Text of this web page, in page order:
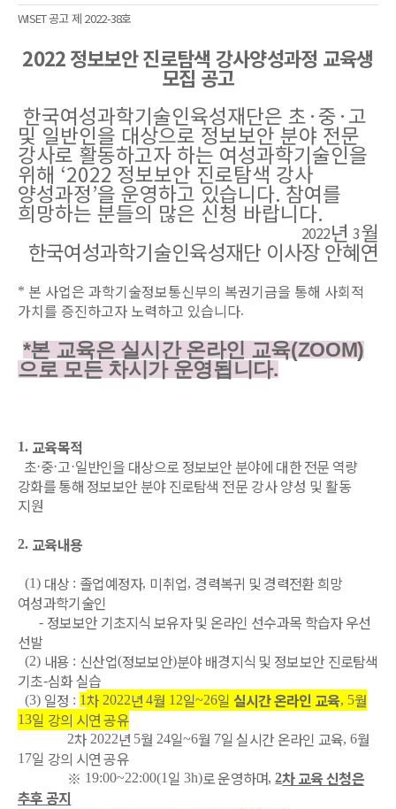
WISET공고 제 2022-38호
2022정보보안 진로탐색 강사양성과정 교육생
모집 공고
한국여성과학기술인육성재단은 초·중·고
및 일반인을 대상으로 정보보안 분야 전문
강사로 활동하고자 하는 여성과학기술인을
위해 ‘2022 정보보안 진로탐색 강사
양성과정’을 운영하고 있습니다.참여를
희망하는 분들의 많은 신청 바랍니다.
2022년3월
한국여성과학기술인육성재단 이사장 안혜연
* 본 사업은 과학기술정보통신부의 복권기금을 통해 사회적
가치를 증진하고자 노력하고 있습니다.
*본 교육은 실시간 온라인 교육(ZOOM)
으로 모든 차시가 운영됩니다.
1. 교육목적
초·중·고·일반인을 대상으로 정보보안 분야에 대한 전문 역량
강화를 통해 정보보안 분야 진로탐색 전문 강사 양성 및 활동
지원
2. 교육내용
(1) 대상 : 졸업예정자, 미취업, 경력복귀 및 경력전환 희망
여성과학기술인
- 정보보안 기초지식 보유자 및 온라인 선수과목 학습자 우선
선발
(2) 내용 : 신산업(정보보안)분야 배경지식 및 정보보안 진로탐색
기초-심화 실습
(3) 일정 : 1차 2022년4월 12일~26일 실시간 온라인 교육, 5월
13일 강의 시연 공유
2차 2022년 5월 24일~6월 7일 실시간 온라인 교육, 6월
17일 강의 시연 공유
※ 19:00~22:00(1 일 3h)로 운영하며,2차 교육 신청은
추후 공지